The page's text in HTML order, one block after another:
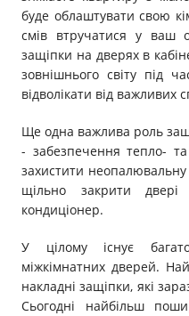
буде облаштувати свою
смів втручатися у ваш
защіпки на дверях в
зовнішнього світу під
відволікати від важливих
Ще одна важлива роль
- забезпечення тепло- та
захистити неопалювальну
щільно закрити
кондиціонер.
У цілому існує
міжкімнатних дверей.
накладні защіпки, які
Сьогодні найбільш